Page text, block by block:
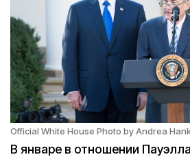
Official White House Photo by Andrea
В январе в отношении